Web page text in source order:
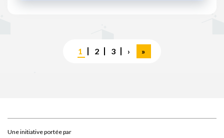
Page
courante
1 Page
2 Page
3
Page
suivante
›
Dernière
page
»
Une initiative portée par